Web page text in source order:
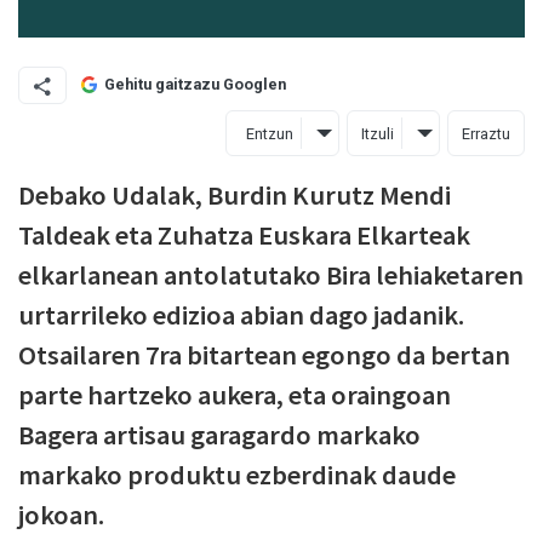
Gehitu gaitzazu Googlen
Entzun Itzuli Erraztu
Debako Udalak, Burdin Kurutz Mendi
Taldeak eta Zuhatza Euskara Elkarteak
elkarlanean antolatutako Bira lehiaketaren
urtarrileko edizioa abian dago jadanik.
Otsailaren 7ra bitartean egongo da bertan
parte hartzeko aukera, eta oraingoan
Bagera artisau garagardo markako
markako produktu ezberdinak daude
jokoan.